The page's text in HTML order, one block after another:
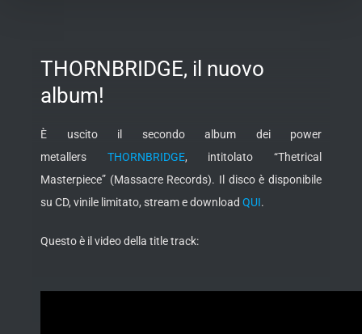
THORNBRIDGE, il nuovo
album!
È uscito il secondo album dei power
metallers THORNBRIDGE, intitolato “Thetrical
Masterpiece” (Massacre Records). Il disco è disponibile
su CD, vinile limitato, stream e download QUI.
Questo è il video della title track: